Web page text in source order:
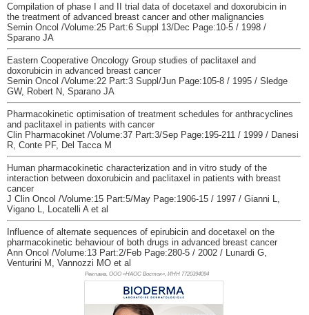
Compilation of phase I and II trial data of docetaxel and doxorubicin in
the treatment of advanced breast cancer and other malignancies
Semin Oncol /Volume:25 Part:6 Suppl 13/Dec Page:10-5 / 1998 /
Sparano JA
Eastern Cooperative Oncology Group studies of paclitaxel and
doxorubicin in advanced breast cancer
Semin Oncol /Volume:22 Part:3 Suppl/Jun Page:105-8 / 1995 / Sledge
GW, Robert N, Sparano JA
Pharmacokinetic optimisation of treatment schedules for anthracyclines
and paclitaxel in patients with cancer
Clin Pharmacokinet /Volume:37 Part:3/Sep Page:195-211 / 1999 / Danesi
R, Conte PF, Del Tacca M
Human pharmacokinetic characterization and in vitro study of the
interaction between doxorubicin and paclitaxel in patients with breast
cancer
J Clin Oncol /Volume:15 Part:5/May Page:1906-15 / 1997 / Gianni L,
Vigano L, Locatelli A et al
Influence of alternate sequences of epirubicin and docetaxel on the
pharmacokinetic behaviour of both drugs in advanced breast cancer
Ann Oncol /Volume:13 Part:2/Feb Page:280-5 / 2002 / Lunardi G,
Venturini M, Vannozzi MO et al
Реклама. ООО «НАОС Восток», ИНН 7720394094